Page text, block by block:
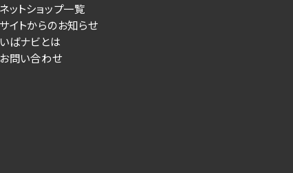
ネットショップ一覧
サイトからのお知らせ
いばナビとは
お問い合わせ